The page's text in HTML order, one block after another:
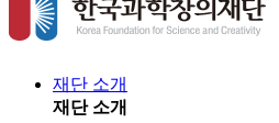
재단 소개
재단 소개